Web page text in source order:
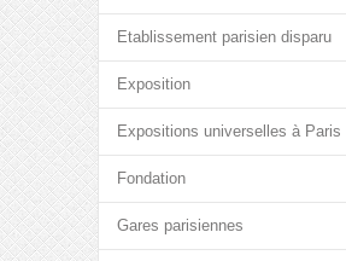
Etablissement parisien disparu
Exposition
Expositions universelles à Paris
Fondation
Gares parisiennes